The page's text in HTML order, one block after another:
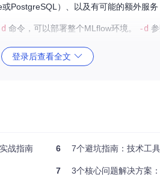
PostgreSQL）、以及有可能的额外服
命令，可以部署整个MLflow环境。 -d
登录后查看全文
战指南 6 7个避坑指南：技术工
7 3个核心问题解决方案：